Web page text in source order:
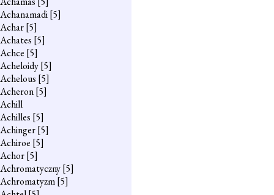
Achanamadi[5]
Achar[5]
Achates [5]
Achce [5]
Acheloidy[5]
Achelous [5]
Acheron[5]
Achill
Achilles [5]
Achinger[5]
Achiroe [5]
Achor[5]
Achromatyczny[5]
Achromatyzm[5]